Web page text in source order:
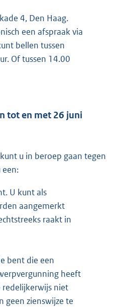
e
l
i
n
4, Den Haag.
een afspraak via
bellen tussen
Of tussen 14.00
tot en met 26 juni
u in beroep gaan tegen
een:
U kunt als
aangemerkt
raakt in
bent die een
heeft
niet
geen zienswijze te